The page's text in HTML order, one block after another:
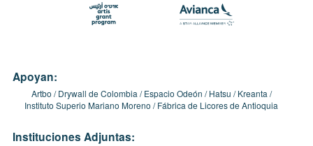
Apoyan:
Artbo Drywall de Colombia Espacio Odeón Hatsu
Kreanta
Instituto Superio Mariano Moreno
Fábrica de Licores de Antioquia
Instituciones Adjuntas: